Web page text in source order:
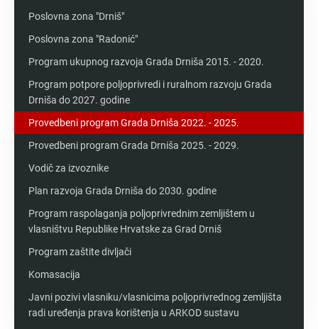
Poslovna zona "Drniš"
Poslovna zona "Radonić"
Program ukupnog razvoja Grada Drniša 2015. - 2020.
Program potpore poljoprivredi i ruralnom razvoju Grada
Drniša do 2027. godine
Provedbeni program Grada Drniša 2022. - 2025.
Provedbeni program Grada Drniša 2025. - 2029.
Vodič za izvoznike
Plan razvoja Grada Drniša do 2030. godine
Program raspolaganja poljoprivrednim zemljištem u
vlasništvu Republike Hrvatske za Grad Drniš
Program zaštite divljači
Komasacija
Javni pozivi vlasniku/vlasnicima poljoprivrednog zemljišta
radi uređenja prava korištenja u ARKOD sustavu